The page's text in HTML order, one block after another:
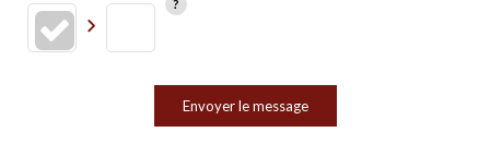
Envoyer le message